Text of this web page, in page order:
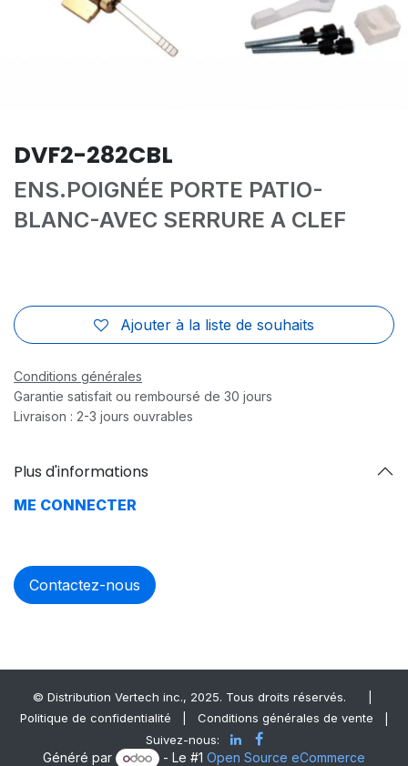
DVF2-282CBL
ENS.POIGNÉE PORTE PATIO-
BLANC-AVEC SERRURE A CLEF
Ajouter à la liste de souhaits
Conditions générales
Garantie satisfait ou remboursé de 30 jours
Livraison : 2-3 jours ouvrables
Plus d'informations
ME CONNECTER
Contactez-nous
© Distrib​ution Vertech ​inc., 2025. Tous droits réservés.
Politique de confidentialité
Conditions générales de vente
Suivez-nous:
Généré par - Le #1Open Source eCommerce